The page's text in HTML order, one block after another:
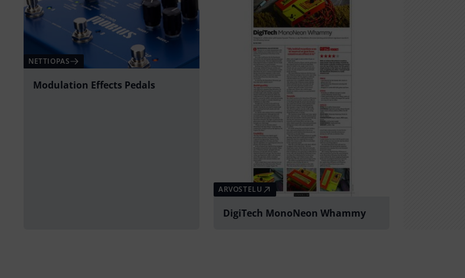
NETTIOPAS
Modulation Effects Pedals
ARVOSTELU
DigiTech MonoNeon Whammy